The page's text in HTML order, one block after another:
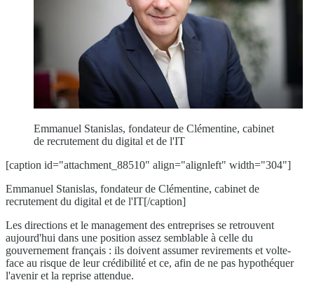
Emmanuel Stanislas, fondateur de Clémentine, cabinet
de recrutement du digital et de l'IT
[caption id="attachment_88510" align="alignleft" width="304"]
Emmanuel Stanislas, fondateur de Clémentine, cabinet de
recrutement du digital et de l'IT[/caption]
Les directions et le management des entreprises se retrouvent
aujourd'hui dans une position assez semblable à celle du
gouvernement français : ils doivent assumer revirements et volte-
face au risque de leur crédibilité et ce, afin de ne pas hypothéquer
l'avenir et la reprise attendue.